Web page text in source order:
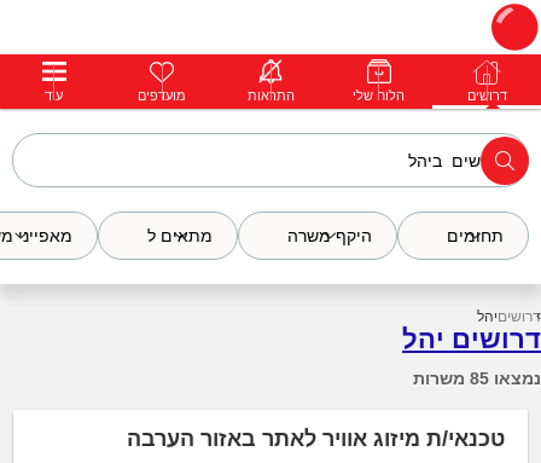
דרושים פרופילים הודעות פרימיום דרושים הלוח שלי התראות מועדפים עוד
תחומים היקף משרה מתאים ל מאפייני
דרושיםיהל
דרושים יהל
נמצאו 85 משרות
טכנאי/ת מיזוג אוויר לאתר באזור הערבה